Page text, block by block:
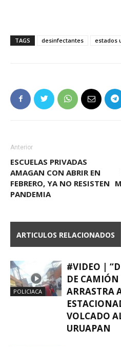
TAGS desinfectantes estados
Anterior
ESCUELAS PRIVADAS
AMAGAN CON ABRIR EN
FEBRERO, YA NO RESISTEN
PANDEMIA
ARTICULOS RELACIONADOS
POLICIACA
#VIDEO |
DE
ARRASTRA
VOLCADO
URUAPAN